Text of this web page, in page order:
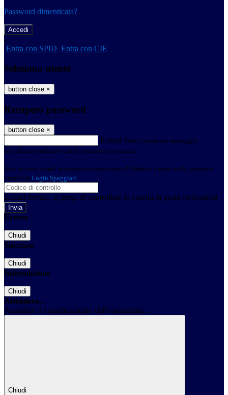
Password dimenticata?
-
Entra con SPID Entra con CIE
Seleziona utente
button close ×
Recupero password
button close ×
E-mail Verrà inviato un messaggio
all'indirizzo indicato con le istruzioni necessarie.
Non hai una e-mail associata al nome utente? Effettua il reset della password
tramite la Login Spaggiari
E-mail inviata, si prega di controllare la casella di posta elettronica!
Errore
Chiudi
Successo
Chiudi
Informazione
Chiudi
Attendere...
Attendere il completamento dell'operazione...
Chiudi